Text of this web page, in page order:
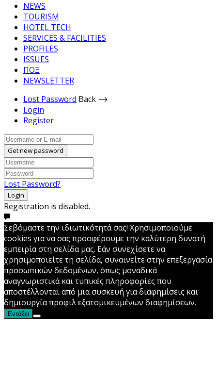
NEWS
TOURISM
HOTEL TECH
SERVICES & FACILITIES
PROFILES
ISSUES
ΠΟΞ
NEWSLETTER
Lost Password Back ⟶
Login
Register
Get new password
Lost Password?
Login
Registration is disabled.
Σεβόμαστε την ιδιωτικότητά σας! Χρησιμοποιούμε
cookies για να σας προσφέρουμε την καλύτερη δυνατή
εμπειρία στη σελίδα μας. Εάν συνεχίσετε να
χρησιμοποιείτε τη σελίδα, συναινείτε στην επεξεργασία
προσωπικών δεδομένων, όπως μοναδικά
αναγνωριστικά και τυπικές πληροφορίες που
αποστέλλονται από μια συσκευή για διαφημίσεις και
δημιουργία προφιλ εξατομικευμένων διαφημίσεων.
Εντάξει